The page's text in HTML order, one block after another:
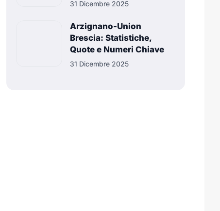
31 Dicembre 2025
Arzignano-Union
Brescia: Statistiche,
Quote e Numeri Chiave
31 Dicembre 2025